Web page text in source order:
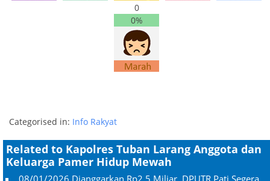
0
0%
Categorised in: Info Rakyat
Related to Kapolres Tuban Larang Anggota dan
Keluarga Pamer Hidup Mewah
08/01/2026 Dianggarkan Rp2,5 Miliar, DPUTR Pati Segera